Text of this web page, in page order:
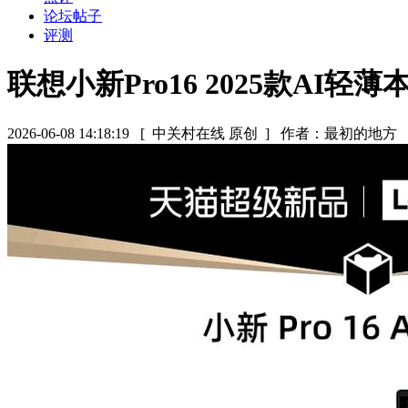
论坛帖子
评测
联想小新Pro16 2025款AI轻薄
2026-06-08 14:18:19 [ 中关村在线 原创 ] 作者：最初的地方